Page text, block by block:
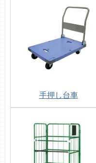
手押し台車